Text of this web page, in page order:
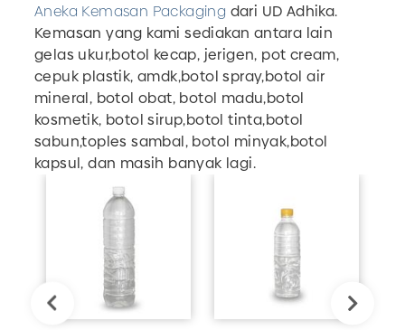
Aneka Kemasan Packaging dari UD Adhika.
Kemasan yang kami sediakan antara lain
gelas ukur,botol kecap, jerigen, pot cream,
cepuk plastik, amdk,botol spray,botol air
mineral, botol obat, botol madu,botol
kosmetik, botol sirup,botol tinta,botol
sabun,toples sambal, botol minyak,botol
kapsul, dan masih banyak lagi.